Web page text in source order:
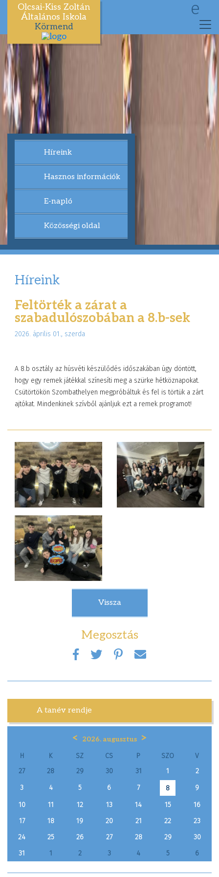
Olcsai-Kiss Zoltán
Általános Iskola
Körmend
e
Híreink
Hasznos információk
E-napló
Közösségi oldal
A tanév rendje
< 2026. augusztus >
H K SZ CS P SZO
V
27
28 29 30 31 1
2
3
4 5 6 7 8 9
10 11 12 13 14 15
16
17
18 19 20 21 22
23
24
25 26 27 28 29
30
31
1 2 3 4 5 6
Híreink
Feltörték a zárat a
szabadulószobában a 8.b-sek
2026. április 01., szerda
A 8.b osztály az húsvéti készülődés időszakában úgy döntött,
hogy egy remek játékkal színesíti meg a szürke hétköznapokat.
Csütörtökön Szombathelyen megpróbáltuk és fel is törtük a zárt
ajtókat. Mindenkinek szívből ajánljuk ezt a remek programot!
Vissza
Megosztás